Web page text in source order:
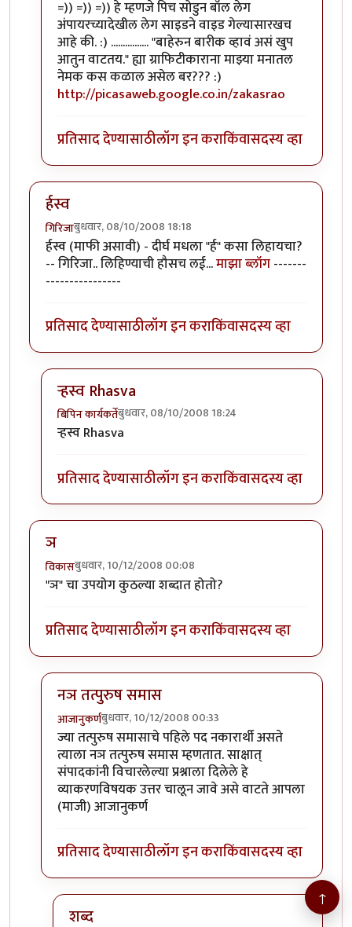
In reply toगाने मणातलेbyऊपट्सुम्भ
=)) =)) =)) हे म्हणजे पिच सोडुन बॉल लेग
अंपायरच्यादेखील लेग साइडने वाइड गेल्यासारखच
आहे की. :) ................ "बाहेरुन बारीक व्हावं असं खुप
आतुन वाटतय." ह्या ग्राफिटीकाराना माझ्या मनातल
नेमक कस कळाल असेल बर??? :)
http://picasaweb.google.co.in/zakasrao
प्रतिसाद देण्यासाठीलॉग इन कराकिंवासदस्य व्हा
र्हस्व
गिरिजाबुधवार, 08/10/2008 18:18
र्हस्व (माफी असावी) - दीर्घ मधला "र्ह" कसा लिहायचा?
-- गिरिजा.. लिहिण्याची हौसच लई...माझा ब्लॉग-------
----------------
प्रतिसाद देण्यासाठीलॉग इन कराकिंवासदस्य व्हा
र्‍हस्व Rhasva
बिपिन कार्यकर्तेबुधवार, 08/10/2008 18:24
In reply toर्हस्व
र्‍हस्व Rhasva
प्रतिसाद देण्यासाठीलॉग इन कराकिंवासदस्य व्हा
ञ
विकासबुधवार, 10/12/2008 00:08
"ञ" चा उपयोग कुठल्या शब्दात होतो?
प्रतिसाद देण्यासाठीलॉग इन कराकिंवासदस्य व्हा
नञ तत्पुरुष समास
आजानुकर्णबुधवार, 10/12/2008 00:33
In reply toञbyविकास
ज्या तत्पुरुष समासाचे पहिले पद नकारार्थी असते
त्याला नञ तत्पुरुष समास म्हणतात. साक्षात्
संपादकांनी विचारलेल्या प्रश्नाला दिलेले हे
व्याकरणविषयक उत्तर चालून जावे असे वाटते आपला
(माजी) आजानुकर्ण
प्रतिसाद देण्यासाठीलॉग इन कराकिंवासदस्य व्हा
शब्द
↑